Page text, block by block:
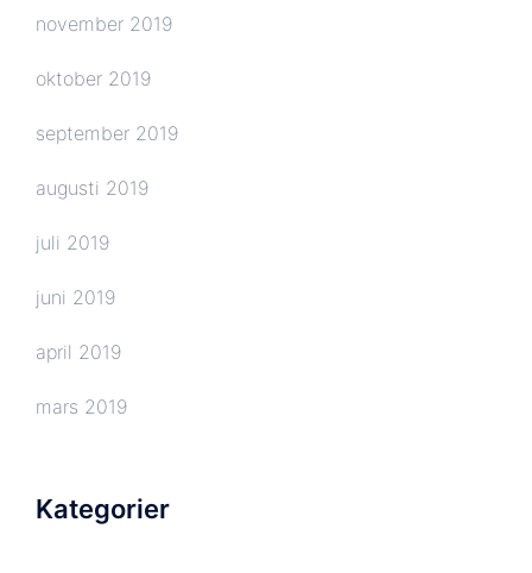
november 2019
oktober 2019
september 2019
augusti 2019
juli 2019
juni 2019
april 2019
mars 2019
Kategorier